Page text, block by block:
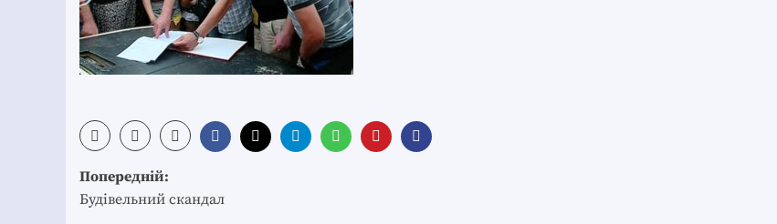
Post
navigation
Попередній:
Будівельний скандал